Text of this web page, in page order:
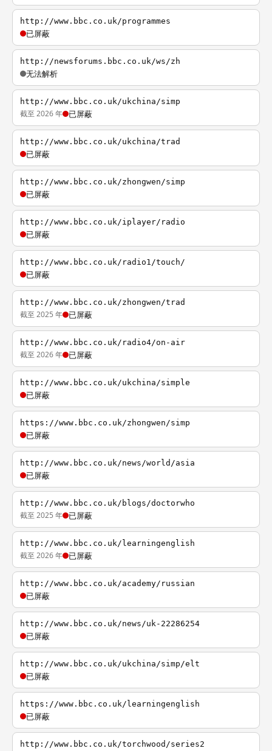
http://www.bbc.co.uk/programmes
已屏蔽
http://newsforums.bbc.co.uk/ws/zh
无法解析
http://www.bbc.co.uk/ukchina/simp
截至 2026 年 已屏蔽
http://www.bbc.co.uk/ukchina/trad
已屏蔽
http://www.bbc.co.uk/zhongwen/simp
已屏蔽
http://www.bbc.co.uk/iplayer/radio
已屏蔽
http://www.bbc.co.uk/radio1/touch/
已屏蔽
http://www.bbc.co.uk/zhongwen/trad
截至 2025 年 已屏蔽
http://www.bbc.co.uk/radio4/on-air
截至 2026 年 已屏蔽
http://www.bbc.co.uk/ukchina/simple
已屏蔽
https://www.bbc.co.uk/zhongwen/simp
已屏蔽
http://www.bbc.co.uk/news/world/asia
已屏蔽
http://www.bbc.co.uk/blogs/doctorwho
截至 2025 年 已屏蔽
http://www.bbc.co.uk/learningenglish
截至 2026 年 已屏蔽
http://www.bbc.co.uk/academy/russian
已屏蔽
http://www.bbc.co.uk/news/uk-22286254
已屏蔽
http://www.bbc.co.uk/ukchina/simp/elt
已屏蔽
https://www.bbc.co.uk/learningenglish
已屏蔽
http://www.bbc.co.uk/torchwood/series2